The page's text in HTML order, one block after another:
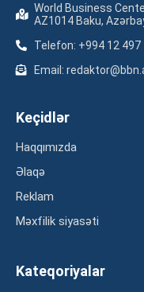
World Business
AZ1014 Baku,
Telefon: +994 12
Email:
Keçidlər
Haqqımızda
Əlaqə
Reklam
Məxfilik siyasəti
Kateqoriyalar